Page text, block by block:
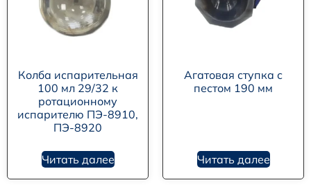
Колба испарительная
100 мл 29/32 к
ротационному
испарителю ПЭ-8910,
ПЭ-8920
Читать далее
Агатовая ступка с
пестом 190 мм
Читать далее